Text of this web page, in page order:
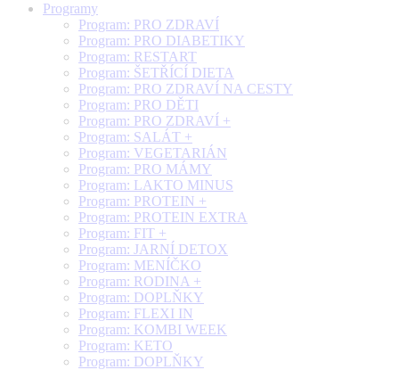
Programy
Program: PRO ZDRAVÍ
Program: PRO DIABETIKY
Program: RESTART
Program: ŠETŘÍCÍ DIETA
Program: PRO ZDRAVÍ NA CESTY
Program: PRO DĚTI
Program: PRO ZDRAVÍ +
Program: SALÁT +
Program: VEGETARIÁN
Program: PRO MÁMY
Program: LAKTO MINUS
Program: PROTEIN +
Program: PROTEIN EXTRA
Program: FIT +
Program: JARNÍ DETOX
Program: MENÍČKO
Program: RODINA +
Program: DOPLŇKY
Program: FLEXI IN
Program: KOMBI WEEK
Program: KETO
Program: DOPLŇKY